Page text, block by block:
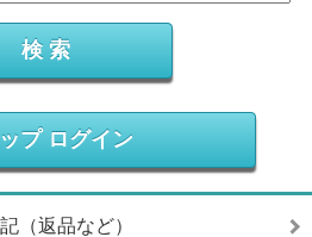
プ ログイン
（返品など）